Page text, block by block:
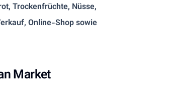
Trockenfrüchte, Nüsse,
Online-Shop sowie
Market